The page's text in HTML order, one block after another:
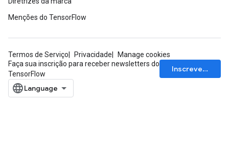
Menções do TensorFlow
Termos de Serviço Privacidade
Manage cookies
Faça sua inscrição para receber newsletters do
TensorFlow
Inscrever-se